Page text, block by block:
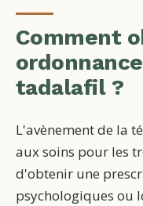
Comment
tadalafil ?
L'avènement de la
aux soins pour les
d'obtenir une
psychologiques ou